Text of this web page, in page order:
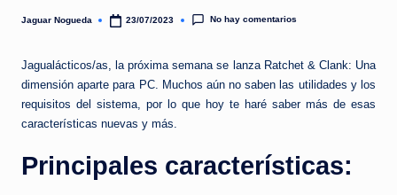
Publicado
Jaguar Nogueda 23/07/2023 No hay comentarios
Jagualácticos/as, la próxima semana se lanza Ratchet & Clank: Una
dimensión aparte para PC. Muchos aún no saben las utilidades y los
requisitos del sistema, por lo que hoy te haré saber más de esas
características nuevas y más.
Principales características: